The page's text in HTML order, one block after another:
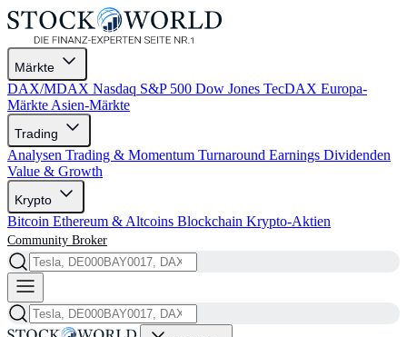
Märkte
DAX/MDAX Nasdaq S&P 500 Dow Jones TecDAX Europa-
Märkte Asien-Märkte
Trading
Analysen Trading & Momentum Turnaround Earnings Dividenden
Value & Growth
Krypto
Bitcoin Ethereum & Altcoins Blockchain Krypto-Aktien
Community Broker